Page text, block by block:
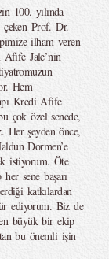
100. yılında
çeken Prof. Dr.
ilham veren
Afife Jale’nin
Hem
Kredi Afife
çok özel senede,
Her şeyden önce,
Dormen’e
istiyorum. Öte
sene başarı
katkılardan
ediyorum. Biz de
büyük bir ekip
bu önemli işin